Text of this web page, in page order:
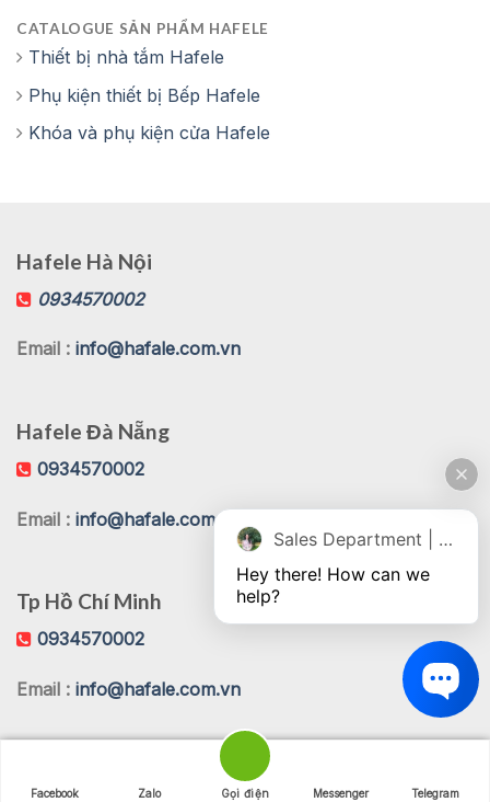
CATALOGUE SẢN PHẨM HAFELE
Thiết bị nhà tắm Hafele
Phụ kiện thiết bị Bếp Hafele
Khóa và phụ kiện cửa Hafele
Hafele Hà Nội
0934570002
Email : info@hafale.com.vn
Hafele Đà Nẵng
0934570002
Email : info@hafale.com.vn
Tp Hồ Chí Minh
0934570002
Email : info@hafale.com.vn
Facebook Zalo Gọi điện Messenger Telegram
Sales Department | Chat online
Hey there! How can we
help?